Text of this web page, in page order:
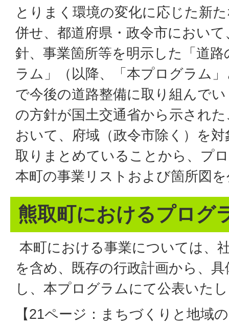
とりまく環境の変化に応じた新
併せ、都道府県・政令市におい
針、事業箇所等を明示した「道
ラム」（以降、「本プログラム
で今後の道路整備に取り組んで
の方針が国土交通省から示され
おいて、府域（政令市除く）を
取りまとめていることから、プ
本町の事業リストおよび箇所図
熊取町におけるプログ
本町における事業については、
を含め、既存の行政計画から、
し、本プログラムにて公表いた
【21ページ：まちづくりと地域